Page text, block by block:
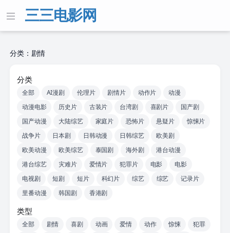
三三电影网
分类：剧情
分类
全部 AI漫剧 伦理片 剧情片 动作片
动漫
动漫电影
历史片 古装片 台湾剧 喜剧片
国产剧
国产动漫
大陆综艺 家庭片 恐怖片 悬疑片
惊悚片
战争片
日本剧 日韩动漫 日韩综艺
欧美剧
欧美动漫
欧美综艺 泰国剧 海外剧
港台动漫
港台综艺
灾难片 爱情片 犯罪片 电影
电影
电视剧
短剧 短片 科幻片 综艺 综艺
记录片
里番动漫
韩国剧 香港剧
类型
全部 剧情 喜剧 动画 爱情 动作 惊悚
犯罪